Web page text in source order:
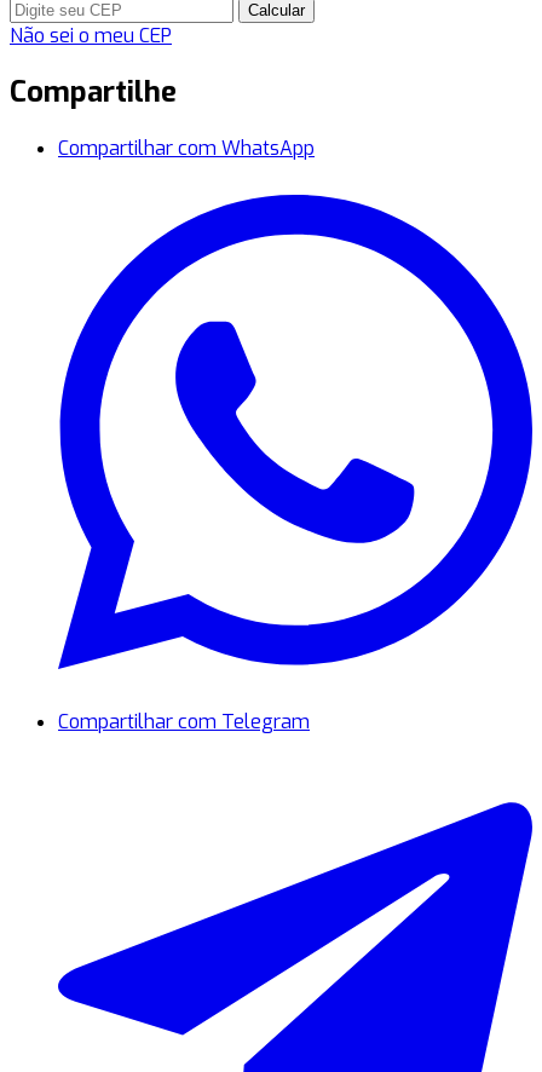
Calcular
Não sei o meu CEP
Compartilhe
Compartilhar com WhatsApp
Compartilhar com Telegram